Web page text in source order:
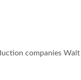
companies